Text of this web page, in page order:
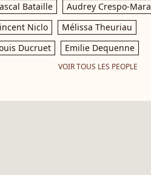
Bataille
Audrey Crespo-Mara
Niclo
Mélissa Theuriau
Ducruet
Emilie Dequenne
VOIR TOUS LES PEOPLE